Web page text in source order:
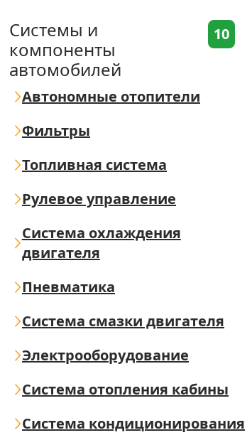
Системы и
компоненты
автомобилей
10
Автономные отопители
Фильтры
Топливная система
Рулевое управление
Система охлаждения
двигателя
Пневматика
Система смазки двигателя
Электрооборудование
Система отопления кабины
Система кондиционирования